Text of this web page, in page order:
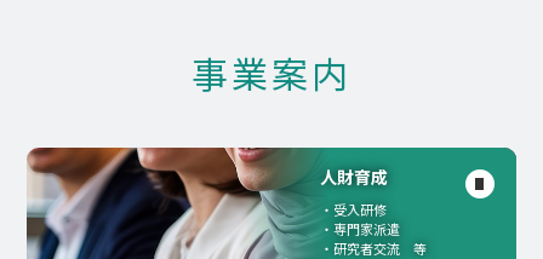
事業案内
人財育成
受入研修
専門家派遣
研究者交流 等